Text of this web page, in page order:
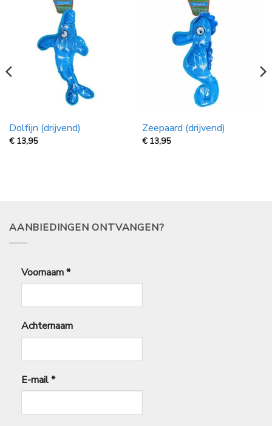
Dolfijn (drijvend)
€ 13,95
Zeepaard (drijvend)
€ 13,95
AANBIEDINGEN ONTVANGEN?
Voornaam*
Achternaam
E-mail*